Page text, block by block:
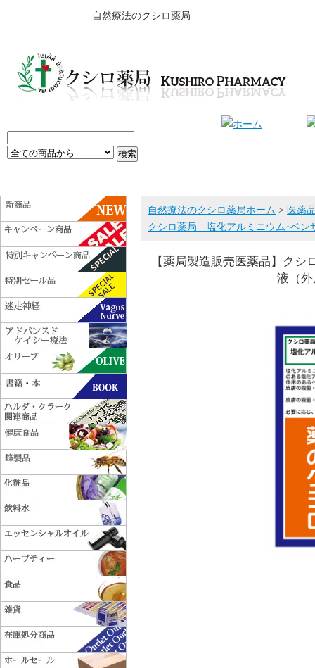
自然療法のクシロ薬局
自然療法のクシロ薬局ホーム > 医薬
クシロ薬局 塩化アルミニウム･ベ
【薬局製造販売医薬品】ク
液（